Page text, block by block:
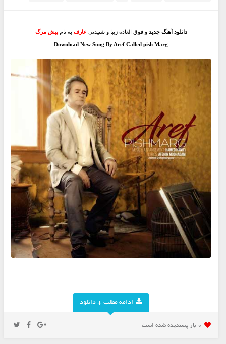
دانلود آهنگ جدید و فوق العاده زیبا و شنیدنی عارف به نام پیش مرگ
Download New Song By Aref Called pish Marg
ادامه مطلب + دانلود
0 بار پسنديده شده است